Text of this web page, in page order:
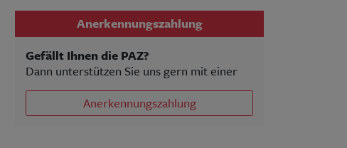
Anerkennungszahlung
Gefällt Ihnen die PAZ?
Dann unterstützen Sie uns gern mit einer
Anerkennungszahlung